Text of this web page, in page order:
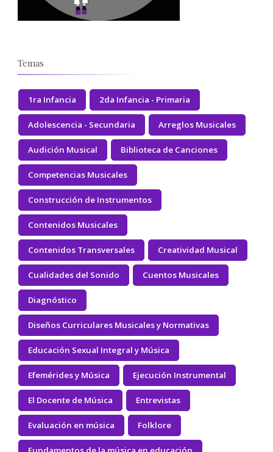
Temas
1ra Infancia 2da Infancia - Primaria
Adolescencia - Secundaria Arreglos Musicales
Audición Musical Biblioteca de Canciones
Competencias Musicales
Construcción de Instrumentos
Contenidos Musicales
Contenidos Transversales Creatividad Musical
Cualidades del Sonido Cuentos Musicales
Diagnóstico
Diseños Curriculares Musicales y Normativas
Educación Sexual Integral y Música
Efemérides y Música Ejecución Instrumental
El Docente de Música Entrevistas
Evaluación en música Folklore